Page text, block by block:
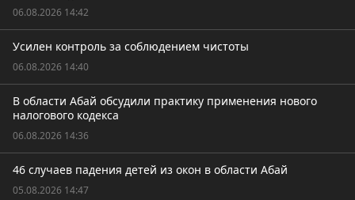
06.08.2026 14:42
Усилен контроль за соблюдением чистоты
06.08.2026 14:40
В области Абай обсудили практику применения нового
налогового кодекса
06.08.2026 14:36
46 случаев падения детей из окон в области Абай
05.08.2026 14:47